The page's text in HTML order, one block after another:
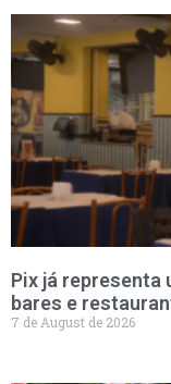
Pix já representa
bares e
7 de August de 2026